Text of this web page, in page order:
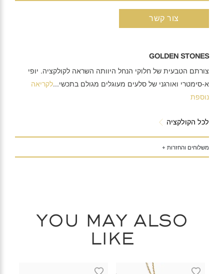
צור קשר
GOLDEN STONES
צורתם הטבעית של חלוקי הנחל היוותה השראה לקולקציה. יופי
א-סימטרי ואורגני של סלעים מעוגלים מגולם בתכשי...לקריאה
נוספת
לכל הקולקציה
משלוחים והחזרות +
You may also
like